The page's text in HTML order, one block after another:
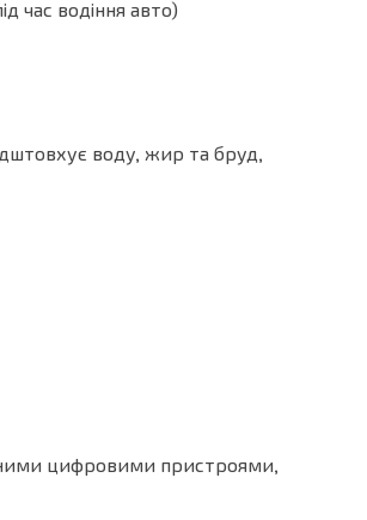
час водіння авто)
воду, жир та бруд,
цифровими пристроями,